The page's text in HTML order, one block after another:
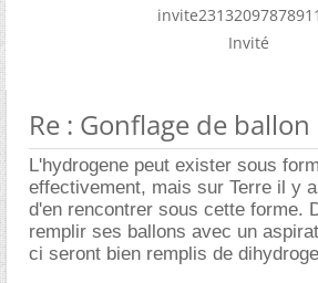
Invité
Re : Gonflage de
L'hydrogene peut exister sous
effectivement, mais sur Terre il y
d'en rencontrer sous cette forme.
remplir ses ballons avec un
ci seront bien remplis de